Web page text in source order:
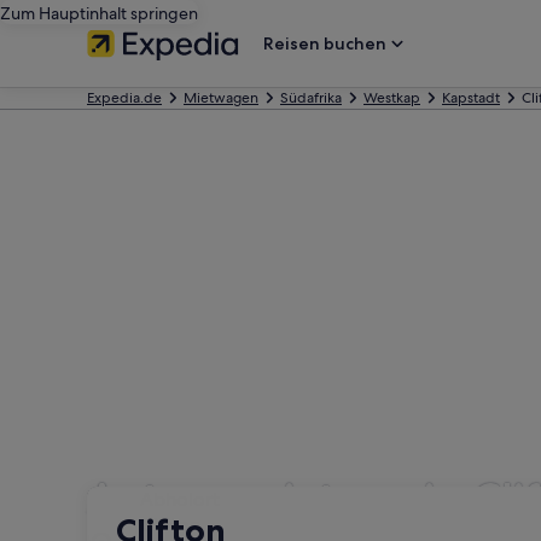
Zum Hauptinhalt springen
Reisen buchen
Expedia.de Mietwagen Südafrika Westkap Kapstadt
Clifton